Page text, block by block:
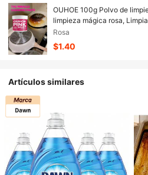
OUHOE 100g Polvo de
limpieza mágica rosa,
aleatorio
Rosa
$1.40
Artículos similares